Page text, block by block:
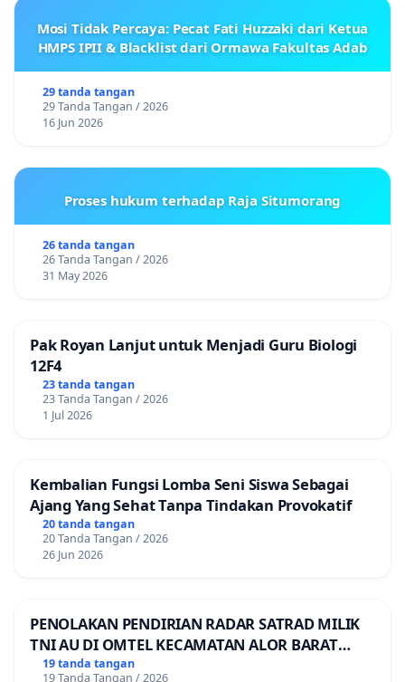
Mosi Tidak Percaya: Pecat Fati Huzzaki dari Ketua
HMPS IPII & Blacklist dari Ormawa Fakultas Adab
29 tanda tangan
29 Tanda Tangan / 2026
16 Jun 2026
Proses hukum terhadap Raja Situmorang
26 tanda tangan
26 Tanda Tangan / 2026
31 May 2026
Pak Royan Lanjut untuk Menjadi Guru Biologi
12F4
23 tanda tangan
23 Tanda Tangan / 2026
1 Jul 2026
Kembalian Fungsi Lomba Seni Siswa Sebagai
Ajang Yang Sehat Tanpa Tindakan Provokatif
20 tanda tangan
20 Tanda Tangan / 2026
26 Jun 2026
PENOLAKAN PENDIRIAN RADAR SATRAD MILIK
TNI AU DI OMTEL KECAMATAN ALOR BARAT
LAUT, KABUPATEN ALOR
19 tanda tangan
19 Tanda Tangan / 2026